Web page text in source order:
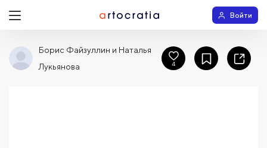
Войти
Борис Файзуллин и Наталья
Лукьянова
4